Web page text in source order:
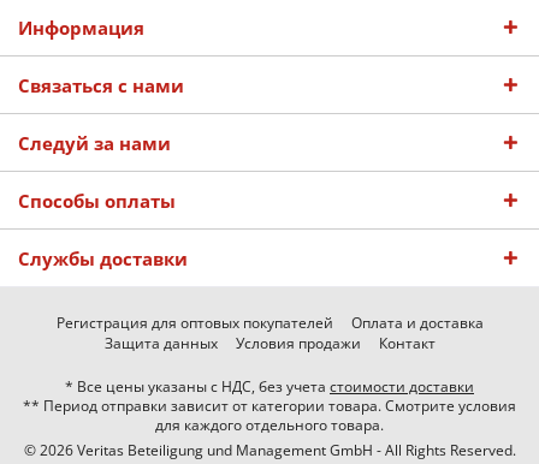
Информация
Связаться с нами
Следуй за нами
Способы оплаты
Службы доставки
Регистрация для оптовых покупателей
Оплата и доставка
Защита данных
Условия продажи Контакт
* Все цены указаны с НДС, без учета стоимости доставки
** Период отправки зависит от категории товара. Смотрите условия
для каждого отдельного товара.
© 2026 Veritas Beteiligung und Management GmbH - All Rights Reserved.